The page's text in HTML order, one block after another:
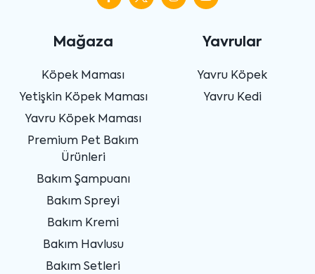
Mağaza
Köpek Maması
Yetişkin Köpek Maması
Yavru Köpek Maması
Premium Pet Bakım
Ürünleri
Bakım Şampuanı
Bakım Spreyi
Bakım Kremi
Bakım Havlusu
Bakım Setleri
Yavrular
Yavru Köpek
Yavru Kedi